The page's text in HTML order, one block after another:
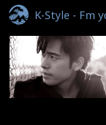
K-Style - Fm